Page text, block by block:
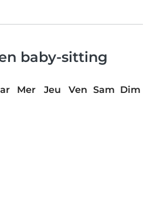
baby-sitting
Mer Jeu Ven Sam Dim